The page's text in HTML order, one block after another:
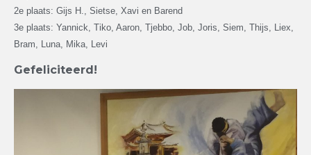
2e plaats: Gijs H., Sietse, Xavi en Barend
3e plaats: Yannick, Tiko, Aaron, Tjebbo, Job, Joris, Siem, Thijs, Liex,
Bram, Luna, Mika, Levi
Gefeliciteerd!